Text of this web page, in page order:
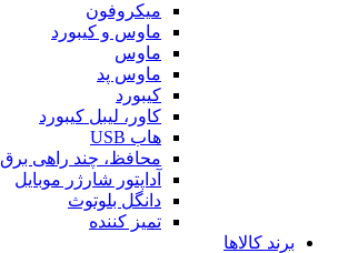
میکروفون
ماوس و کیبورد
ماوس
ماوس پد
کیبورد
کاور، لیبل کیبورد
هاب USB
محافظ، چند راهی برق
آداپتور شارژر موبایل
دانگل بلوتوث
تمیز کننده
برند کالاها